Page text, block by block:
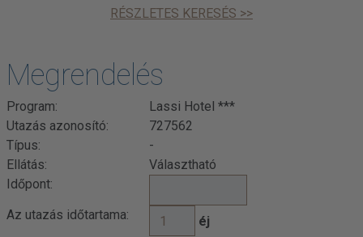
RÉSZLETES KERESÉS >>
Megrendelés
Program:
Lassi Hotel ***
Utazás azonosító:
727562
Típus:
-
Ellátás:
Választható
Időpont:
Az utazás időtartama:
éj